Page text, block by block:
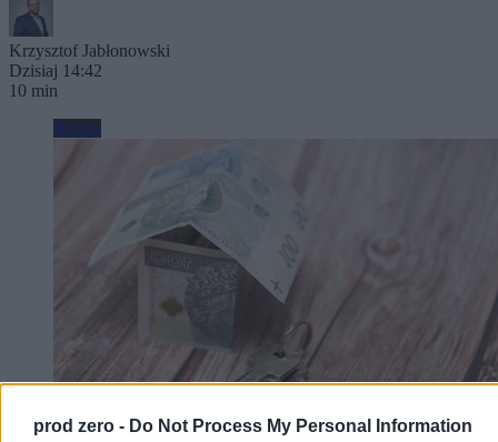
prod zero - Do Not Process My Personal Information
Krzysztof Jabłonowski
Dzisiaj 14:42
10 min
Biznes